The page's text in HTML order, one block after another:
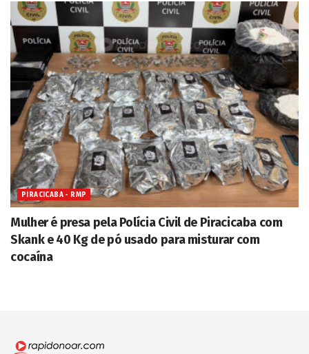
PIRACICABA - RMP
Mulher é presa pela Polícia Civil de Piracicaba com
Skank e 40 Kg de pó usado para misturar com
cocaína